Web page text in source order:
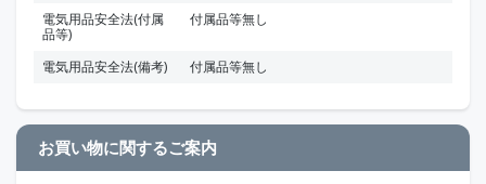
電気用品安全法(付属
品等)
付属品等無し
電気用品安全法(備考) 付属品等無し
お買い物に関するご案内